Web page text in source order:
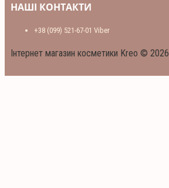
НАШІ КОНТАКТИ
+38 (099) 521-67-01 Viber
Інтернет магазин косметики Kreo © 2026